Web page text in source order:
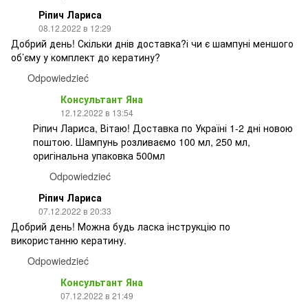
Ріпич Лариса
08.12.2022 в 12:29
Добрий день! Скільки днів доставка?і чи є шампуні меншого
об’єму у комплект до кератину?
Odpowiedzieć
Консультант Яна
12.12.2022 в 13:54
Ріпич Лариса, Вітаю! Доставка по Україні 1-2 дні новою
поштою. Шампунь розливаємо 100 мл, 250 мл,
оригінальна упаковка 500мл
Odpowiedzieć
Ріпич Лариса
07.12.2022 в 20:33
Добрий день! Можна будь ласка інструкцію по
використанню кератину.
Odpowiedzieć
Консультант Яна
07.12.2022 в 21:49